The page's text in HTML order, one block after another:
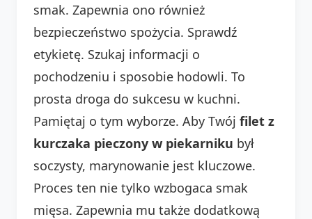
smak. Zapewnia ono również
bezpieczeństwo spożycia. Sprawdź
etykietę. Szukaj informacji o
pochodzeniu i sposobie hodowli. To
prosta droga do sukcesu w kuchni.
Pamiętaj o tym wyborze. Aby Twój filet z
kurczaka pieczony w piekarniku był
soczysty, marynowanie jest kluczowe.
Proces ten nie tylko wzbogaca smak
mięsa. Zapewnia mu także dodatkową